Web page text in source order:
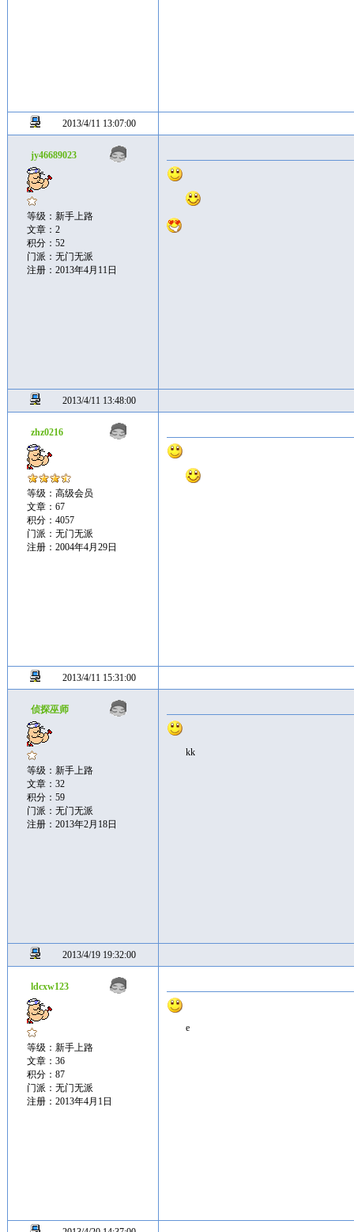
2013/4/11 13:07:00
jy46689023
等级：新手上路
文章：2
积分：52
门派：无门无派
注册：2013年4月11日
2013/4/11 13:48:00
zhz0216
等级：高级会员
文章：67
积分：4057
门派：无门无派
注册：2004年4月29日
2013/4/11 15:31:00
侦探巫师
等级：新手上路
文章：32
积分：59
门派：无门无派
注册：2013年2月18日
kk
2013/4/19 19:32:00
ldcxw123
等级：新手上路
文章：36
积分：87
门派：无门无派
注册：2013年4月1日
e